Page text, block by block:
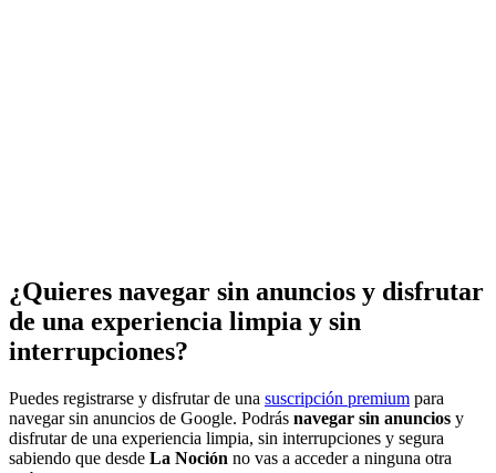
¿Quieres navegar sin anuncios y disfrutar
de una experiencia limpia y sin
interrupciones?
Puedes registrarse y disfrutar de una suscripción premium para
navegar sin anuncios de Google. Podrás navegar sin anuncios y
disfrutar de una experiencia limpia, sin interrupciones y segura
sabiendo que desde La Noción no vas a acceder a ninguna otra